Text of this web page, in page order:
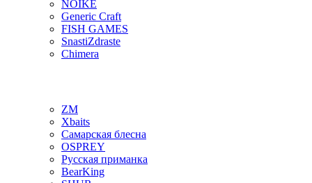
NOIKE
Generic Craft
FISH GAMES
SnastiZdraste
Chimera
ZM
Xbaits
Самарская блесна
OSPREY
Русская приманка
BearKing